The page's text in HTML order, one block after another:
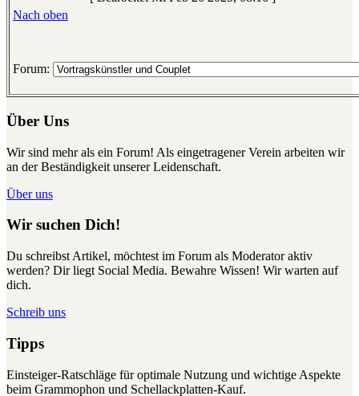
Nach oben
Forum:
Über Uns
Wir sind mehr als ein Forum! Als eingetragener Verein arbeiten wir
an der Beständigkeit unserer Leidenschaft.
Über uns
Wir suchen Dich!
Du schreibst Artikel, möchtest im Forum als Moderator aktiv
werden? Dir liegt Social Media. Bewahre Wissen! Wir warten auf
dich.
Schreib uns
Tipps
Einsteiger-Ratschläge für optimale Nutzung und wichtige Aspekte
beim Grammophon und Schellackplatten-Kauf.